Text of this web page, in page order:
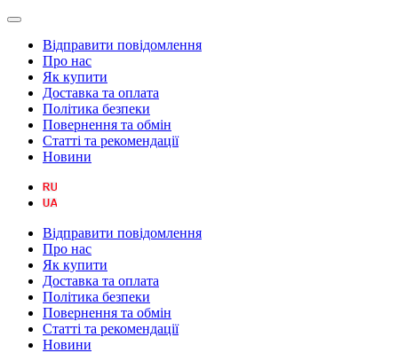
Відправити повідомлення
Про нас
Як купити
Доставка та оплата
Політика безпеки
Повернення та обмін
Статті та рекомендації
Новини
Відправити повідомлення
Про нас
Як купити
Доставка та оплата
Політика безпеки
Повернення та обмін
Статті та рекомендації
Новини